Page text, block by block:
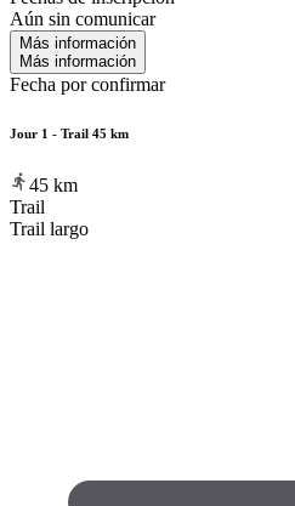
Aún sin comunicar
Más información
Más información
Fecha por confirmar
Jour 1 - Trail 45 km
45 km
Trail
Trail largo